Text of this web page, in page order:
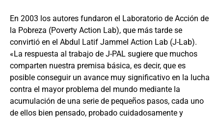
En 2003 los autores fundaron el Laboratorio de Acción de
la Pobreza (Poverty Action Lab), que más tarde se
convirtió en el Abdul Latif Jammel Action Lab (J-Lab).
«La respuesta al trabajo de J-PAL sugiere que muchos
comparten nuestra premisa básica, es decir, que es
posible conseguir un avance muy significativo en la lucha
contra el mayor problema del mundo mediante la
acumulación de una serie de pequeños pasos, cada uno
de ellos bien pensado, probado cuidadosamente y